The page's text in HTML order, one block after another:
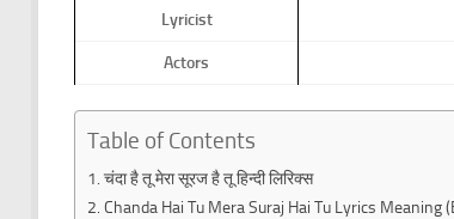
Lyricist
Actors
Table of Contents
चंदा है तू मेरा सूरज है तू हिन्दी लिरिक्स
Chanda Hai Tu Mera Suraj Hai Tu Lyrics Meaning